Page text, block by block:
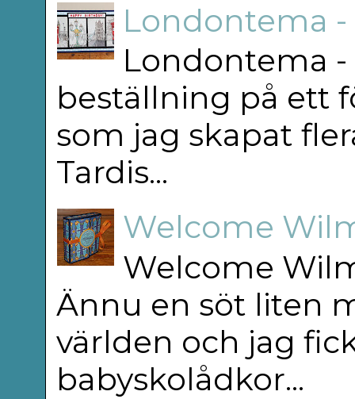
Londontema
Londontema
beställning på ett
som jag skapat
Tardis...
Welcome
Welcome
Ännu en söt liten
världen och jag
babyskolådkor...